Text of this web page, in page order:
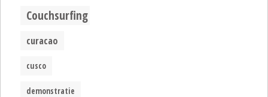
Couchsurfing
curacao
cusco
demonstratie